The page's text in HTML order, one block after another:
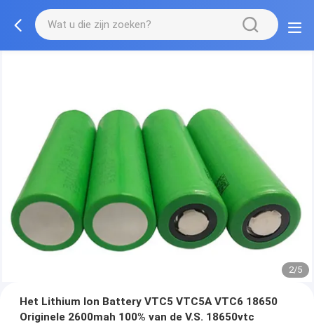
2/5
Het Lithium Ion Battery VTC5 VTC5A VTC6 18650
Originele 2600mah 100% van de V.S. 18650vtc